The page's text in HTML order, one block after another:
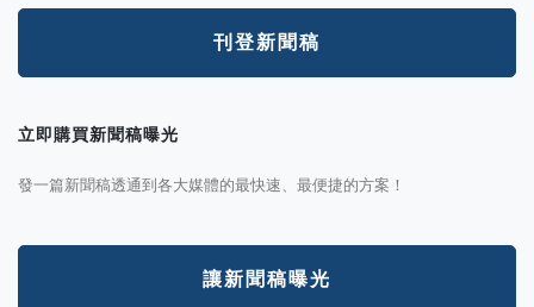
刊登新聞稿
立即購買新聞稿曝光
發一篇新聞稿透通到各大媒體的最快速、最便捷的方案！
讓新聞稿曝光